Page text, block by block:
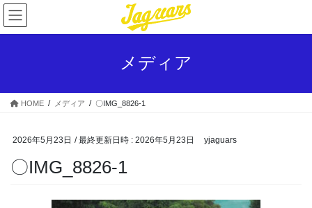
コ
ン
テ
ス
ナ
ビ
ゲ
ン
メディア
HOME メディア 〇IMG_8826-1
2026年5月23日 / 最終更新日時 : 2026年5月23日 yjaguars
〇IMG_8826-1